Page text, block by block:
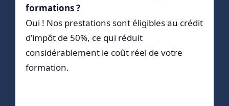
formations ?
Oui ! Nos prestations sont éligibles au crédit
d’impôt de 50%, ce qui réduit
considérablement le coût réel de votre
formation.